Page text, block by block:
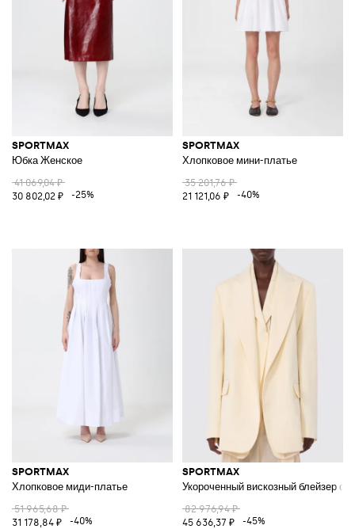
SPORTMAX
Юбка Женское
41 069,04 ₽
30 802,02 ₽
-25%
SPORTMAX
Хлопковое мини-платье
35 201,76 ₽
21 121,06 ₽
-40%
SPORTMAX
Хлопковое миди-платье
51 965,68 ₽
31 178,84 ₽
-40%
SPORTMAX
Укороченный вискозный блейзер с
82 976,94 ₽
45 636,37 ₽
-45%